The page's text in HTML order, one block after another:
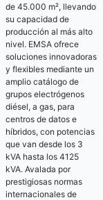
de 45.000 m², llevando
su capacidad de
producción al más alto
nivel. EMSA ofrece
soluciones innovadoras
y flexibles mediante un
amplio catálogo de
grupos electrógenos
diésel, a gas, para
centros de datos e
híbridos, con potencias
que van desde los 3
kVA hasta los 4125
kVA. Avalada por
prestigiosas normas
internacionales de